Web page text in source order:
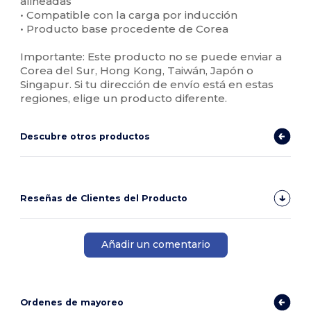
• Compatible con la carga por inducción
• Producto base procedente de Corea
Importante: Este producto no se puede enviar a
Corea del Sur, Hong Kong, Taiwán, Japón o
Singapur. Si tu dirección de envío está en estas
regiones, elige un producto diferente.
Descubre otros productos
Reseñas de Clientes del Producto
Añadir un comentario
Ordenes de mayoreo